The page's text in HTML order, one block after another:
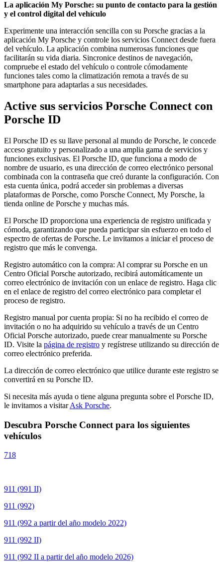
La aplicación My Porsche: su punto de contacto para la gestión
y el control digital del vehículo
Experimente una interacción sencilla con su Porsche gracias a la
aplicación My Porsche y controle los servicios Connect desde fuera
del vehículo. La aplicación combina numerosas funciones que
facilitarán su vida diaria. Sincronice destinos de navegación,
compruebe el estado del vehículo o controle cómodamente
funciones tales como la climatización remota a través de su
smartphone para adaptarlas a sus necesidades.
Active sus servicios Porsche Connect con
Porsche ID
El Porsche ID es su llave personal al mundo de Porsche, le concede
acceso gratuito y personalizado a una amplia gama de servicios y
funciones exclusivas. El Porsche ID, que funciona a modo de
nombre de usuario, es una dirección de correo electrónico personal
combinada con la contraseña que creó durante la configuración. Con
esta cuenta única, podrá acceder sin problemas a diversas
plataformas de Porsche, como Porsche Connect, My Porsche, la
tienda online de Porsche y muchas más.
El Porsche ID proporciona una experiencia de registro unificada y
cómoda, garantizando que pueda participar sin esfuerzo en todo el
espectro de ofertas de Porsche. Le invitamos a iniciar el proceso de
registro que más le convenga.
Registro automático con la compra: Al comprar su Porsche en un
Centro Oficial Porsche autorizado, recibirá automáticamente un
correo electrónico de invitación con un enlace de registro. Haga clic
en el enlace de registro del correo electrónico para completar el
proceso de registro.
Registro manual por cuenta propia: Si no ha recibido el correo de
invitación o no ha adquirido su vehículo a través de un Centro
Oficial Porsche autorizado, puede crear manualmente su Porsche
ID. Visite la página de registro y regístrese utilizando su dirección de
correo electrónico preferida.
La dirección de correo electrónico que utilice durante este registro se
convertirá en su Porsche ID.
Si necesita más ayuda o tiene alguna pregunta sobre el Porsche ID,
le invitamos a visitarAsk Porsche.
Descubra Porsche Connect para los siguientes
vehículos
718
911 (991 II)
911 (992)
911 (992 a partir del año modelo 2022)
911 (992 II)
911 (992 II a partir del año modelo 2026)